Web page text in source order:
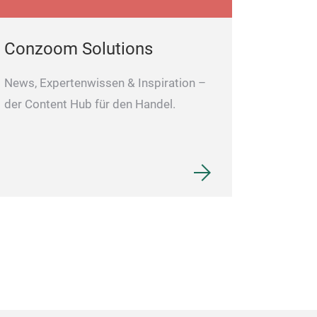
Conzoom Solutions
News, Expertenwissen & Inspiration –
der Content Hub für den Handel.